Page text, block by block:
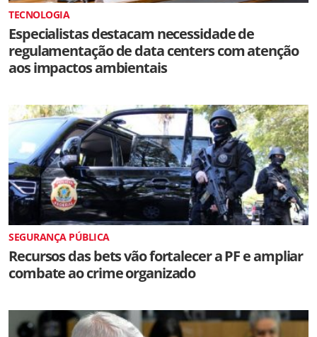
TECNOLOGIA
Especialistas destacam necessidade de
regulamentação de data centers com atenção
aos impactos ambientais
SEGURANÇA PÚBLICA
Recursos das bets vão fortalecer a PF e ampliar
combate ao crime organizado